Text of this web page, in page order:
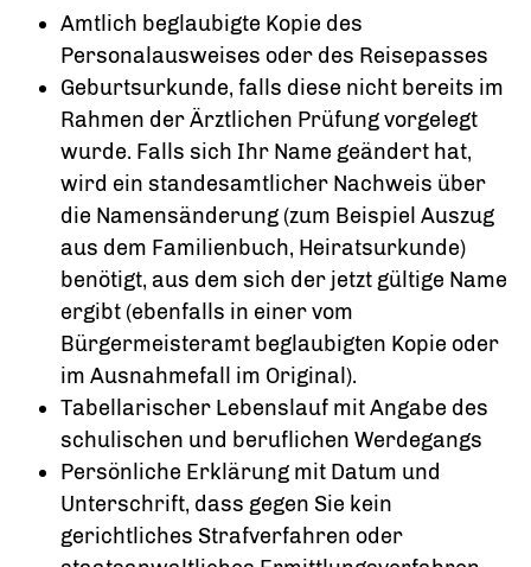
Amtlich beglaubigte Kopie des
Personalausweises oder des Reisepasses
Geburtsurkunde, falls diese nicht bereits im
Rahmen der Ärztlichen Prüfung vorgelegt
wurde. Falls sich Ihr Name geändert hat,
wird ein standesamtlicher Nachweis über
die Namensänderung (zum Beispiel Auszug
aus dem Familienbuch, Heiratsurkunde)
benötigt, aus dem sich der jetzt gültige Name
ergibt (ebenfalls in einer vom
Bürgermeisteramt beglaubigten Kopie oder
im Ausnahmefall im Original).
Tabellarischer Lebenslauf mit Angabe des
schulischen und beruflichen Werdegangs
Persönliche Erklärung mit Datum und
Unterschrift, dass gegen Sie kein
gerichtliches Strafverfahren oder